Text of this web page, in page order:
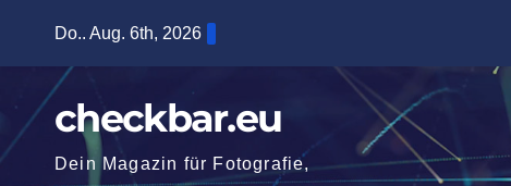
springen
Do.. Aug. 6th, 2026
checkbar.eu
Dein Magazin für Fotografie,